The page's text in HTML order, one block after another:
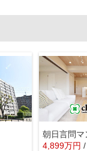
朝日言問マ
4,899万円